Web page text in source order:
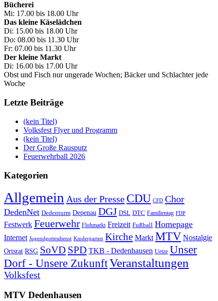
Bücherei
Mi: 17.00 bis 18.00 Uhr
Das kleine Käselädchen
Di: 15.00 bis 18.00 Uhr
Do: 08.00 bis 11.30 Uhr
Fr: 07.00 bis 11.30 Uhr
Der kleine Markt
Di: 16.00 bis 17.00 Uhr
Obst und Fisch nur ungerade Wochen; Bäcker und Schlachter jede
Woche
Letzte Beiträge
(kein Titel)
Volksfest Flyer und Programm
(kein Titel)
Der Große Rausputz
Feuerwehrball 2026
Kategorien
Allgemein Aus der Presse CDU CFD Chor
DedenNet Dedenturm Depenau DGJ DSL DTC Familientag FDP
Festwerk Feuerwehr Flohmarkt Freizeit Fußball Homepage
Internet Jugendgottesdienst Kindergarten Kirche Markt MTV Nostalgie
Ortsrat RSG SoVD SPD TKB - Dedenhausen Uetze Unser
Dorf - Unsere ZukunftVeranstaltungen
Volksfest
MTV Dedenhausen